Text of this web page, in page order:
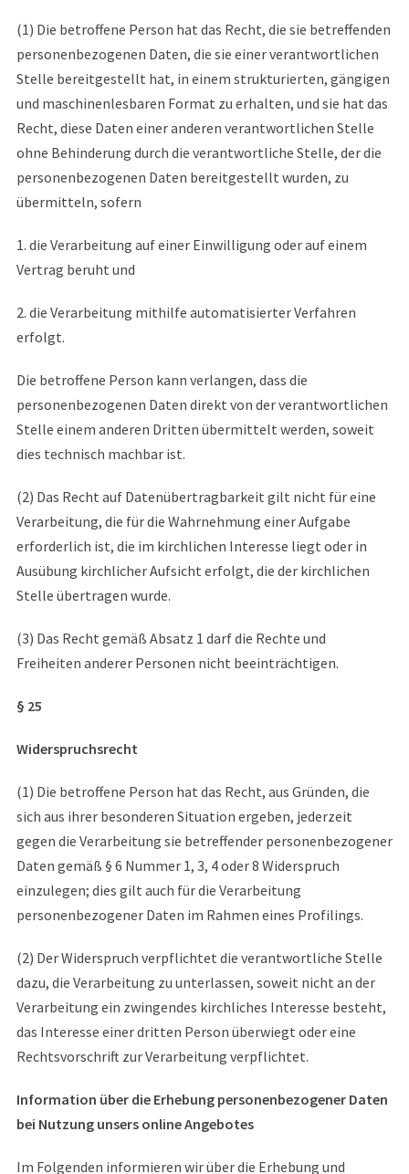
(1) Die betroffene Person hat das Recht, die sie betreffenden
personenbezogenen Daten, die sie einer verantwortlichen
Stelle bereitgestellt hat, in einem strukturierten, gängigen
und maschinenlesbaren Format zu erhalten, und sie hat das
Recht, diese Daten einer anderen verantwortlichen Stelle
ohne Behinderung durch die verantwortliche Stelle, der die
personenbezogenen Daten bereitgestellt wurden, zu
übermitteln, sofern
1. die Verarbeitung auf einer Einwilligung oder auf einem
Vertrag beruht und
2. die Verarbeitung mithilfe automatisierter Verfahren
erfolgt.
Die betroffene Person kann verlangen, dass die
personenbezogenen Daten direkt von der verantwortlichen
Stelle einem anderen Dritten übermittelt werden, soweit
dies technisch machbar ist.
(2) Das Recht auf Datenübertragbarkeit gilt nicht für eine
Verarbeitung, die für die Wahrnehmung einer Aufgabe
erforderlich ist, die im kirchlichen Interesse liegt oder in
Ausübung kirchlicher Aufsicht erfolgt, die der kirchlichen
Stelle übertragen wurde.
(3) Das Recht gemäß Absatz 1 darf die Rechte und
Freiheiten anderer Personen nicht beeinträchtigen.
§ 25
Widerspruchsrecht
(1) Die betroffene Person hat das Recht, aus Gründen, die
sich aus ihrer besonderen Situation ergeben, jederzeit
gegen die Verarbeitung sie betreffender personenbezogener
Daten gemäß § 6 Nummer 1, 3, 4 oder 8 Widerspruch
einzulegen; dies gilt auch für die Verarbeitung
personenbezogener Daten im Rahmen eines Profilings.
(2) Der Widerspruch verpflichtet die verantwortliche Stelle
dazu, die Verarbeitung zu unterlassen, soweit nicht an der
Verarbeitung ein zwingendes kirchliches Interesse besteht,
das Interesse einer dritten Person überwiegt oder eine
Rechtsvorschrift zur Verarbeitung verpflichtet.
Information über die Erhebung personenbezogener Daten
bei Nutzung unsers online Angebotes
Im Folgenden informieren wir über die Erhebung und